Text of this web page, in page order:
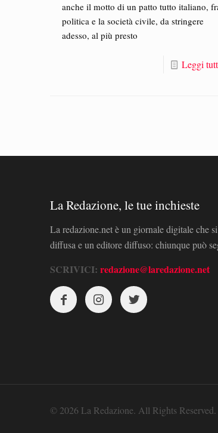
anche il motto di un patto tutto italiano,
politica e la società civile, da stringere
adesso, al più presto
Leggi
La Redazione, le tue inchieste
La redazione.net è un giornale digitale che
diffusa e un editore diffuso: chiunque può
SCRIVICI: redazione@laredazione.net
© 2026 La Redazione. All Rights Reserved.